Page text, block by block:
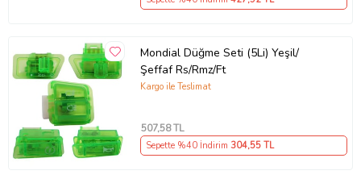
Mondial Düğme Seti (5Li) Yeşil/
Şeffaf Rs/Rmz/Ft
Kargo ile Teslimat
507,58 TL
Sepette %40 İndirim 304,55 TL